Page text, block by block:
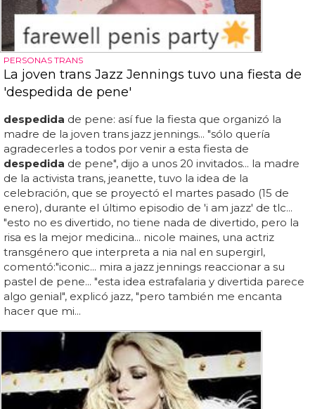
PERSONAS TRANS
La joven trans Jazz Jennings tuvo una fiesta de
'despedida de pene'
despedida de pene: así fue la fiesta que organizó la
madre de la joven trans jazz jennings... "sólo quería
agradecerles a todos por venir a esta fiesta de
despedida de pene", dijo a unos 20 invitados... la madre
de la activista trans, jeanette, tuvo la idea de la
celebración, que se proyectó el martes pasado (15 de
enero), durante el último episodio de 'i am jazz' de tlc...
"esto no es divertido, no tiene nada de divertido, pero la
risa es la mejor medicina... nicole maines, una actriz
transgénero que interpreta a nia nal en supergirl,
comentó:"iconic... mira a jazz jennings reaccionar a su
pastel de pene... "esta idea estrafalaria y divertida parece
algo genial", explicó jazz, "pero también me encanta
hacer que mi...